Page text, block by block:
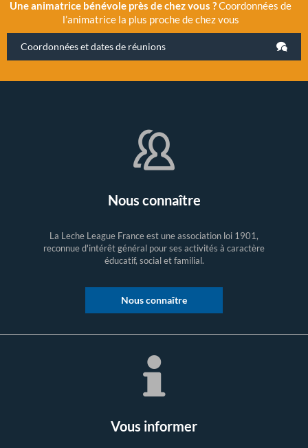
Une animatrice bénévole près de chez vous ?Coordonnées de
l’animatrice la plus proche de chez vous
Coordonnées et dates de réunions
Nous connaître
La Leche League France est une association loi 1901,
reconnue d'intérêt général pour ses activités à caractère
éducatif, social et familial.
Nous connaître
Vous informer